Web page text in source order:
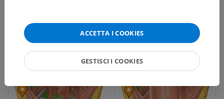
ACCETTA I COOKIES
GESTISCI I COOKIES